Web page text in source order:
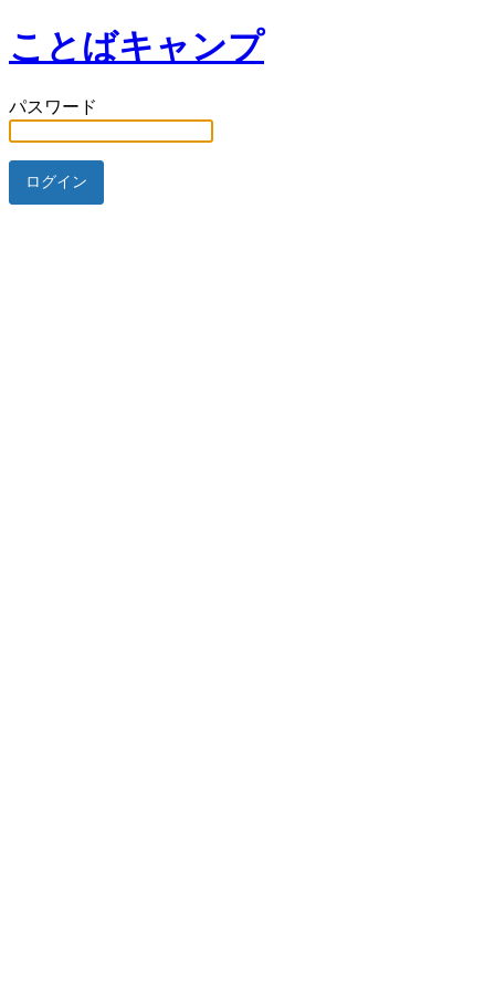
ことばキャンプ
パスワード